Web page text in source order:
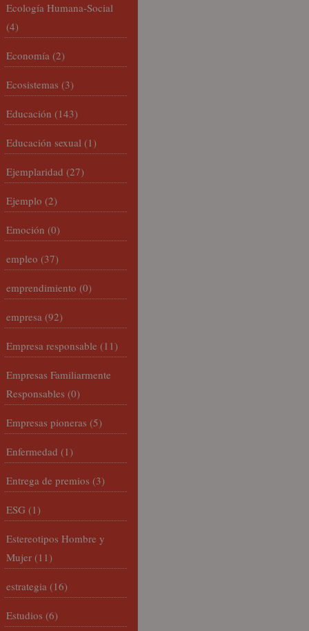
Ecología Humana-Social
(4)
Economía (2)
Ecosistemas (3)
Educación (143)
Educación sexual (1)
Ejemplaridad (27)
Ejemplo (2)
Emoción (0)
empleo (37)
emprendimiento (0)
empresa (92)
Empresa responsable (11)
Empresas Familiarmente
Responsables (0)
Empresas pioneras (5)
Enfermedad (1)
Entrega de premios (3)
ESG (1)
Estereotipos Hombre y
Mujer (11)
estrategia (16)
Estudios (6)